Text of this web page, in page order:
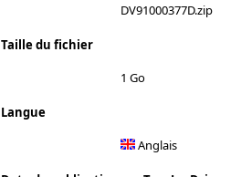
DV91000377D.zip
Taille du fichier
1 Go
Langue
Anglais